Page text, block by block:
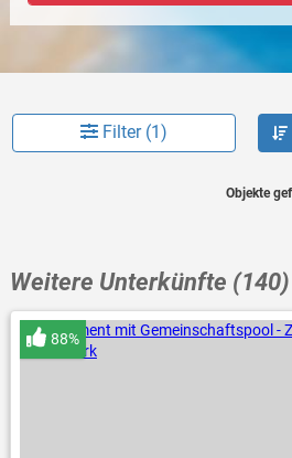
Filter (1)
Objekte
Weitere Unterkünfte (140)
88%